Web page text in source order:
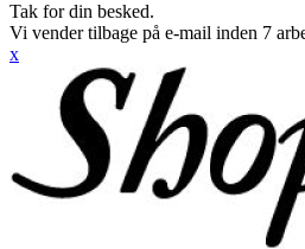
Tak for din besked.
Vi vender tilbage på e-mail inden 7
x